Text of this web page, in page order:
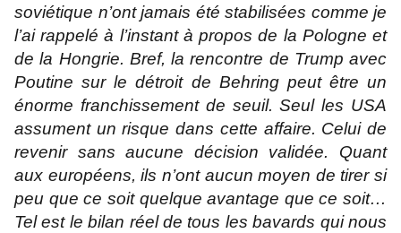
soviétique n’ont jamais été stabilisées comme je
l’ai rappelé à l’instant à propos de la Pologne et
de la Hongrie. Bref, la rencontre de Trump avec
Poutine sur le détroit de Behring peut être un
énorme franchissement de seuil. Seul les USA
assument un risque dans cette affaire. Celui de
revenir sans aucune décision validée. Quant
aux européens, ils n’ont aucun moyen de tirer si
peu que ce soit quelque avantage que ce soit…
Tel est le bilan réel de tous les bavards qui nous